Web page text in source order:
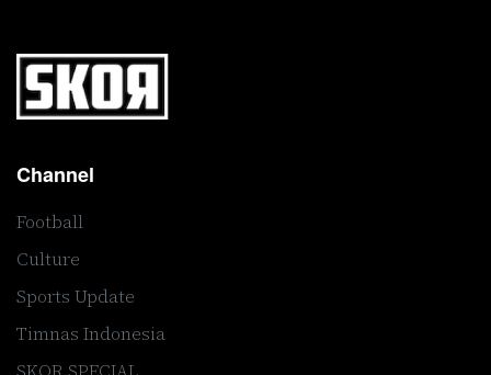
Channel
Football
Culture
Sports Update
Timnas Indonesia